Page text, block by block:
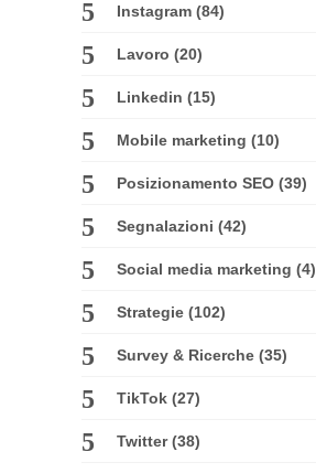
Instagram (84)
Lavoro (20)
Linkedin (15)
Mobile marketing (10)
Posizionamento SEO (39)
Segnalazioni (42)
Social media marketing (4)
Strategie (102)
Survey & Ricerche (35)
TikTok (27)
Twitter(38)